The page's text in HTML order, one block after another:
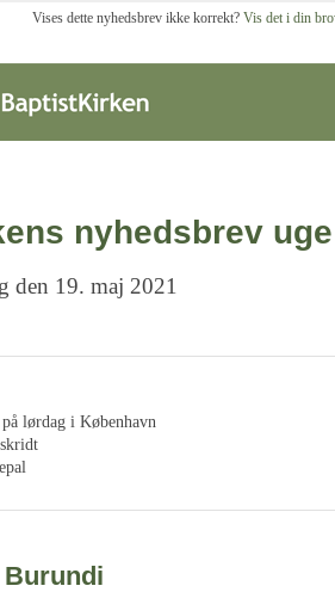
Vises dette nyhedsbrev ikke korrekt? Vis det i din
nyhedsbrev
den 19. maj 2021
lørdag i København